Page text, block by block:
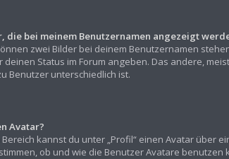
die bei meinem Benutzernamen angezeigt
zwei Bilder bei deinem Benutzernamen
Status im Forum angeben. Das andere,
Benutzer unterschiedlich ist.
Avatar?
kannst du unter „Profil“ einen Avatar über
ob und wie die Benutzer Avatare